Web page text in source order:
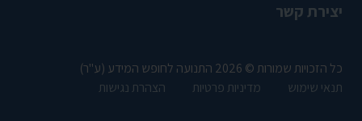
יצירת קשר
כל הזכויות שמורות © 2026 התנועה לחופש המידע (ע"ר)
תנאי שימוש
מדיניות פרטיות הצהרת נגישות